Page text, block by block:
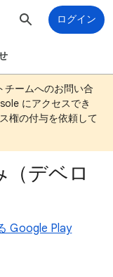
ログイン
ームへのお問い合
にアクセスでき
権の付与を依頼して
（デベロ
Google Play